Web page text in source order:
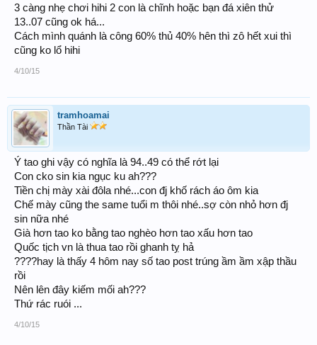
3 càng nhẹ chơi hihi 2 con là chĩnh hoặc bạn đá xiên thử
13..07 cũng ok há...
Cách mình quánh là công 60% thủ 40% hên thì zô hết xui thì
cũng ko lổ hihi
4/10/15
tramhoamai
Thần Tài
Ý tao ghi vậy có nghĩa là 94..49 có thể rớt lại
Con cko sin kia ngục ku ah???
Tiền chị mày xài đôla nhé...con đj khố rách áo ôm kia
Chế mày cũng the same tuổi m thôi nhé..sợ còn nhỏ hơn đj
sin nữa nhé
Già hơn tao ko bằng tao nghèo hơn tao xấu hơn tao
Quốc tịch vn là thua tao rồi ghanh tỵ hả
????hay là thấy 4 hôm nay số tao post trúng ầm ầm xập thầu
rồi
Nên lên đây kiếm mối ah???
Thứ rác ruói ...
4/10/15